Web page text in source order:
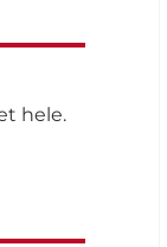
hele.